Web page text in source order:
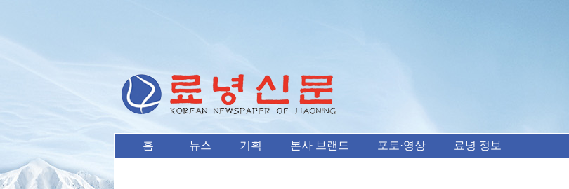
홈 뉴스 기획 본사 브랜드 포토·영상 료녕 정보